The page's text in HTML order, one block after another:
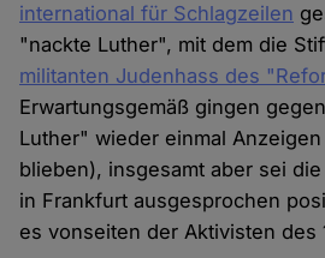
international für Schlagzeilen
"nackte Luther", mit dem die
militanten Judenhass des
Erwartungsgemäß gingen
Luther" wieder einmal
blieben), insgesamt aber sei
in Frankfurt ausgesprochen
es vonseiten der Aktivisten des